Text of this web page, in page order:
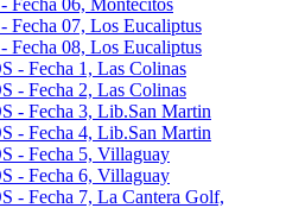
06, Montecitos
07, Los Eucaliptus
08, Los Eucaliptus
- Fecha 1, Las Colinas
- Fecha 2, Las Colinas
- Fecha 3, Lib.San Martin
- Fecha 4, Lib.San Martin
- Fecha 5, Villaguay
- Fecha 6, Villaguay
- Fecha 7, La Cantera Golf,